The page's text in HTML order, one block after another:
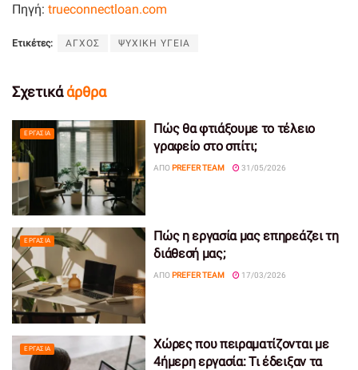
Πηγή: trueconnectloan.com
Ετικέτες: ΑΓΧΟΣ ΨΥΧΙΚΗ ΥΓΕΙΑ
Σχετικάάρθρα
ΕΡΓΑΣΊΑ
Πώς θα φτιάξουμε το τέλειο
γραφείο στο σπίτι;
ΑΠΌ PREFER TEAM 31/05/2026
ΕΡΓΑΣΊΑ
Πώς η εργασία μας επηρεάζει τη
διάθεσή μας;
ΑΠΌ PREFER TEAM 17/03/2026
ΕΡΓΑΣΊΑ
Χώρες που πειραματίζονται με
4ήμερη εργασία: Τι έδειξαν τα